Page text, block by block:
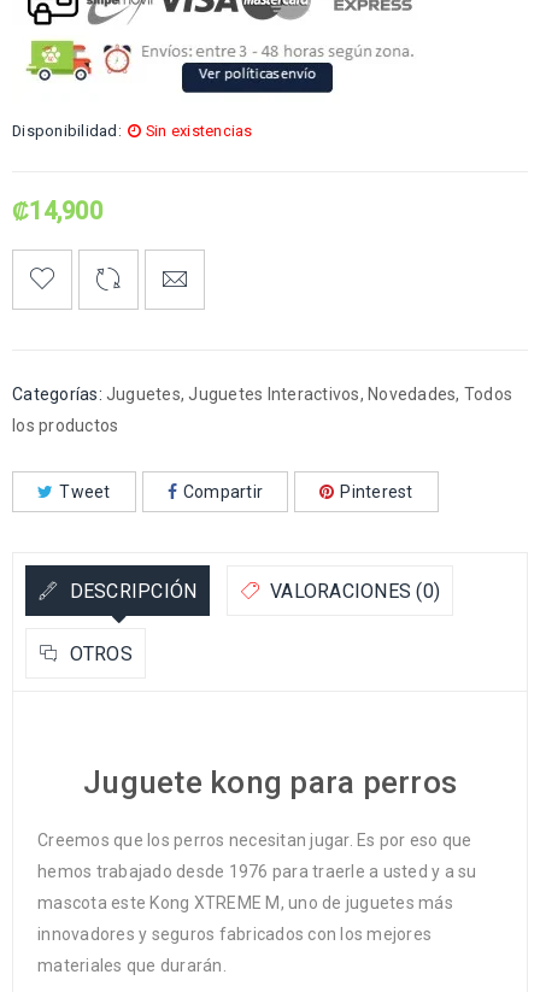
Disponibilidad: Sin existencias
₡14,900
Categorías: Juguetes,Juguetes Interactivos, Novedades, Todos
los productos
Tweet Compartir Pinterest
DESCRIPCIÓN VALORACIONES (0)
OTROS
Juguete kong para perros
Creemos que los perros necesitan jugar. Es por eso que
hemos trabajado desde 1976 para traerle a usted y a su
mascota este Kong XTREME M, uno de juguetes más
innovadores y seguros fabricados con los mejores
materiales que durarán.